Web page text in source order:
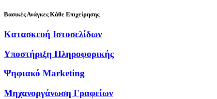
Βασικές Ανάγκες Κάθε Επιχείρησης
Κατασκευή Ιστοσελίδων
Υποστήριξη Πληροφορικής
Ψηφιακό Marketing
Μηχανοργάνωση Γραφείων